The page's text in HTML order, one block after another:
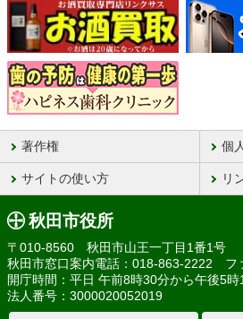
著作権 個
サイトの使い方 リ
秋田市役所
〒010-8560 秋田市山王一丁目1番1号
秋田市窓口案内電話：018-863-2222 フ
開庁時間：平日 午前8時30分から午後5時
法人番号：3000020052019